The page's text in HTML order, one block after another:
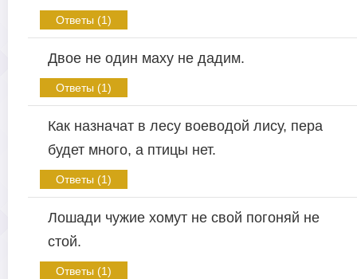
Ответы (1)
Двое не один маху не дадим.
Ответы (1)
Как назначат в лесу воеводой лису, пера
будет много, а птицы нет.
Ответы (1)
Лошади чужие хомут не свой погоняй не
стой.
Ответы (1)